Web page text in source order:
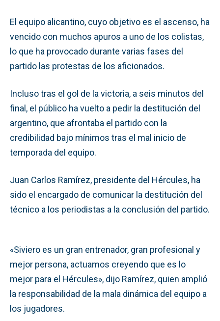
El equipo alicantino, cuyo objetivo es el ascenso, ha
vencido con muchos apuros a uno de los colistas,
lo que ha provocado durante varias fases del
partido las protestas de los aficionados.
Incluso tras el gol de la victoria, a seis minutos del
final, el público ha vuelto a pedir la destitución del
argentino, que afrontaba el partido con la
credibilidad bajo mínimos tras el mal inicio de
temporada del equipo.
Juan Carlos Ramírez, presidente del Hércules, ha
sido el encargado de comunicar la destitución del
técnico a los periodistas a la conclusión del partido.
«Siviero es un gran entrenador, gran profesional y
mejor persona, actuamos creyendo que es lo
mejor para el Hércules», dijo Ramírez, quien amplió
la responsabilidad de la mala dinámica del equipo a
los jugadores.